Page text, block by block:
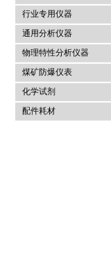
麦科仪（北京）科技有限公司
行业专用仪器
通用分析仪器
物理特性分析仪器
煤矿防爆仪表
化学试剂
配件耗材